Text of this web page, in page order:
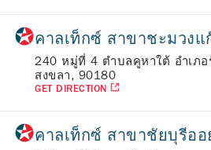
คาลเท็กซ์ สาขาชะมวง
240 หมู่ที่ 4 ตำบลคูหาใต้ อำเภ
สงขลา, 90180
GET DIRECTION
คาลเท็กซ์ สาขาชัยบุรีออ